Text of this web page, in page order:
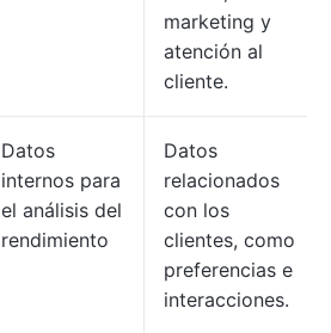
marketing y
atención al
cliente.
Datos
internos para
el análisis del
rendimiento
Datos
relacionados
con los
clientes, como
preferencias e
interacciones.